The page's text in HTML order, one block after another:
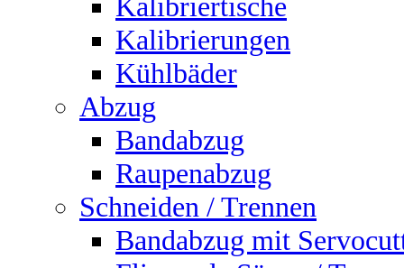
Kalibrierungen
Kühlbäder
Abzug
Bandabzug
Raupenabzug
Schneiden / Trennen
Bandabzug mit